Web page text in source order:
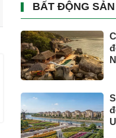
BẤT ĐỘNG SẢN